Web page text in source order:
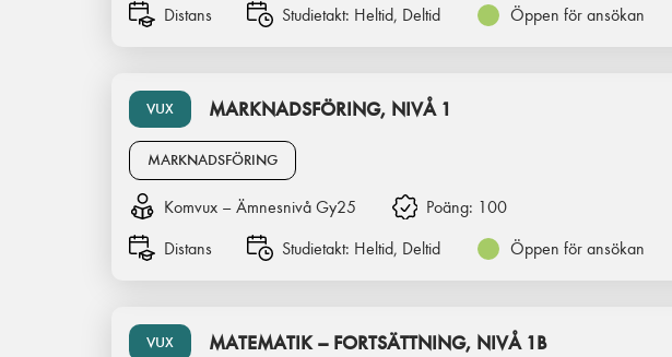
Distans
Studietakt: Heltid, Deltid Öppen för ansökan
VUX MARKNADSFÖRING, NIVÅ 1
MARKNADSFÖRING
Komvux – Ämnesnivå Gy25 Poäng: 100
Distans
Studietakt: Heltid, Deltid Öppen för ansökan
VUX MATEMATIK – FORTSÄTTNING, NIVÅ 1B